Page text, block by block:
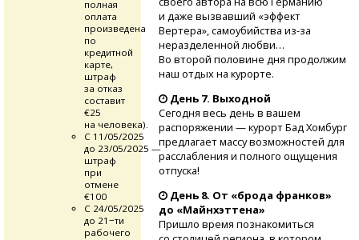
и даже вызвавший «эффект
Вертера», самоубийства из-за
неразделенной любви…
Во второй половине дня продолжим
наш отдых на курорте.
День 7. Выходной
Сегодня весь день в вашем
распоряжении — курорт Бад Хомбург
предлагает массу возможностей для
расслабления и полного ощущения
отпуска!
День 8. От «брода франков»
до «Майнхэттена»
Пришло время познакомиться
полная
оплата
произведена
по
кредитной
карте,
штраф
за отказ
составит
€25
на человека).
С 11/05/2025
до 23/05/2025 —
штраф
при
отмене
€100
С 24/05/2025
до 21−ти
рабочего